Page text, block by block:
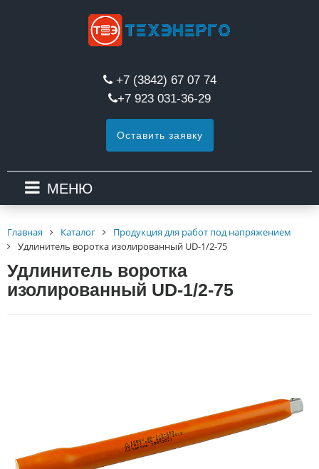
+7 (3842) 67 07 74
+7 923 031-36-29
Оставить заявку
МЕНЮ
Главная Каталог
Продукция для работ под напряжением
Удлинитель воротка изолированный UD-1/2-75
Удлинитель воротка
изолированный UD-1/2-75